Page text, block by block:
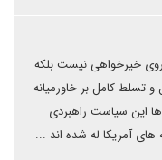
روی خیرخواهی نیست بلکه
و تسلط کامل بر خاورمیانه
این سیاست راهبردی
های آمریکا له شده اند ...